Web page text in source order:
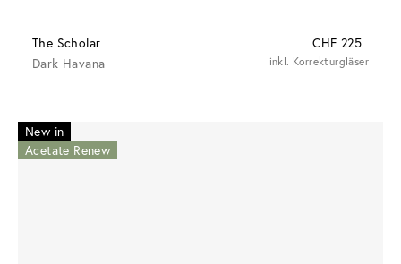
The Scholar
CHF 225
Dark Havana
inkl. Korrekturgläser
New in
Acetate Renew